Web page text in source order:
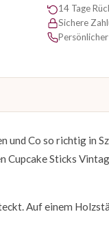
14 Tage
Sichere
Co so richtig in
Cupcake Sticks
Auf einem